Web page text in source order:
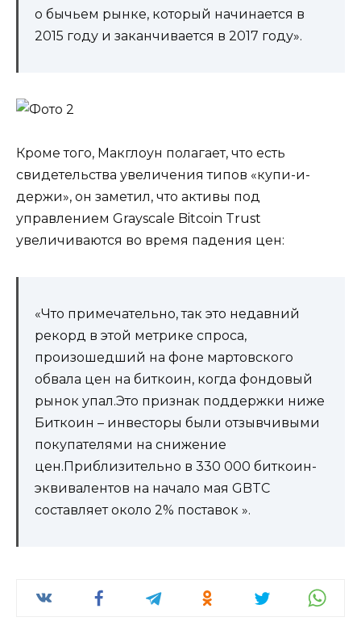
о бычьем рынке, который начинается в
2015 году и заканчивается в 2017 году».
Кроме того, Макглоун полагает, что есть
свидетельства увеличения типов «купи-и-
держи», он заметил, что активы под
управлением Grayscale Bitcoin Trust
увеличиваются во время падения цен:
«Что примечательно, так это недавний
рекорд в этой метрике спроса,
произошедший на фоне мартовского
обвала цен на биткоин, когда фондовый
рынок упал.Это признак поддержки ниже
Биткоин – инвесторы были отзывчивыми
покупателями на снижение
цен.Приблизительно в 330 000 биткоин-
эквивалентов на начало мая GBTC
составляет около 2% поставок ».